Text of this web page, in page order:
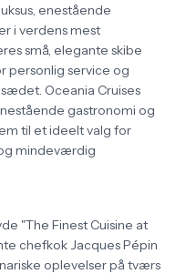
enestående
i verdens mest
små, elegante skibe
personlig service og
Oceania Cruises
gastronomi og
til et ideelt valg for
mindeværdig
"The Finest Cuisine at
chefkok Jacques Pépin
oplevelser på tværs